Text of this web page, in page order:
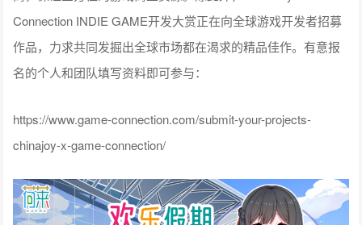
Connection INDIE GAME开发大赏正在向全球游戏开发者招募
作品，力求共同发掘出全球市场都在渴求的精品佳作。有意报
名的个人和团队填写资料即可参与：
https://www.game-connection.com/submit-your-projects-
chinajoy-x-game-connection/